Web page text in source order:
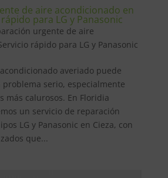
de aire acondicionado en
para LG y Panasonic
urgente de aire
rápido para LG y Panasonic
averiado puede
serio, especialmente
más calurosos. En Floridia
un servicio de reparación
LG y Panasonic en Cieza, con
que...